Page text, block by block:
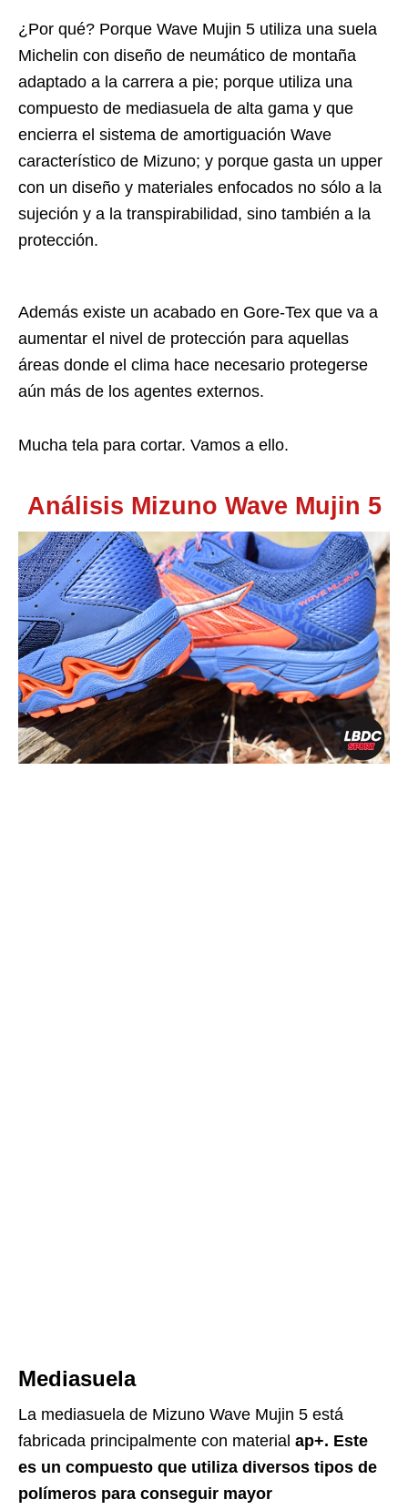
¿Por qué? Porque Wave Mujin 5 utiliza una suela
Michelin con diseño de neumático de montaña
adaptado a la carrera a pie; porque utiliza una
compuesto de mediasuela de alta gama y que
encierra el sistema de amortiguación Wave
característico de Mizuno; y porque gasta un upper
con un diseño y materiales enfocados no sólo a la
sujeción y a la transpirabilidad, sino también a la
protección.
Además existe un acabado en Gore-Tex que va a
aumentar el nivel de protección para aquellas
áreas donde el clima hace necesario protegerse
aún más de los agentes externos.
Mucha tela para cortar. Vamos a ello.
Análisis Mizuno Wave Mujin 5
Mediasuela
La mediasuela de Mizuno Wave Mujin 5 está
fabricada principalmente con material ap+. Este
es un compuesto que utiliza diversos tipos de
polímeros para conseguir mayor